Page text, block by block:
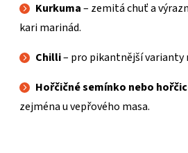
Kurkuma– zemitá chuť a
kari marinád.
Chilli– pro pikantnější varianty
Hořčičné semínko nebo
zejména u vepřového masa.